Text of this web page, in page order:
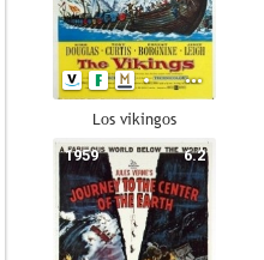
Los vikingos
6.2
1959